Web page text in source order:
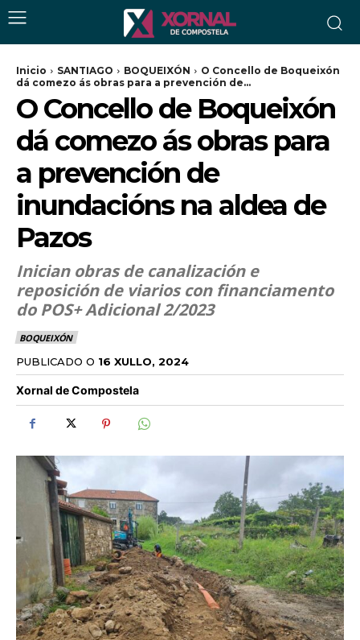
Inicio SANTIAGO BOQUEIXÓN
O Concello de Boqueixón
dá comezo ás obras para a prevención de...
O Concello de Boqueixón
dá comezo ás obras para
a prevención de
inundacións na aldea de
Pazos
Inician obras de canalización e
reposición de viarios con financiamento
do POS+ Adicional 2/2023
BOQUEIXÓN
PUBLICADO O 16 XULLO, 2024
Xornal de Compostela